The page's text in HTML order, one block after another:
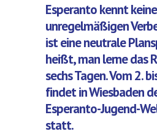
Esperanto kennt keine
unregelmäßigen
ist eine neutrale
heißt, man lerne das
sechs Tagen. Vom 2.
findet in Wiesbaden
Esperanto-Jugend-
statt.